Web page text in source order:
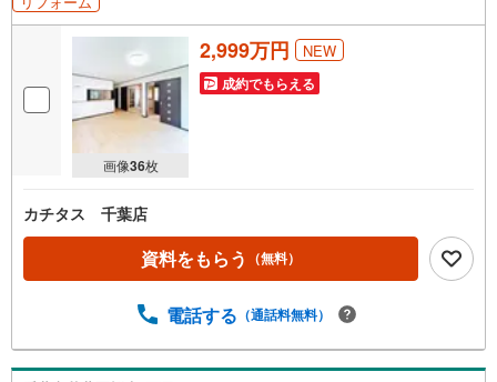
画像36枚
2,999万円 NEW
成約でもらえる
カチタス 千葉店
資料をもらう （無料）
電話する （通話料無料）